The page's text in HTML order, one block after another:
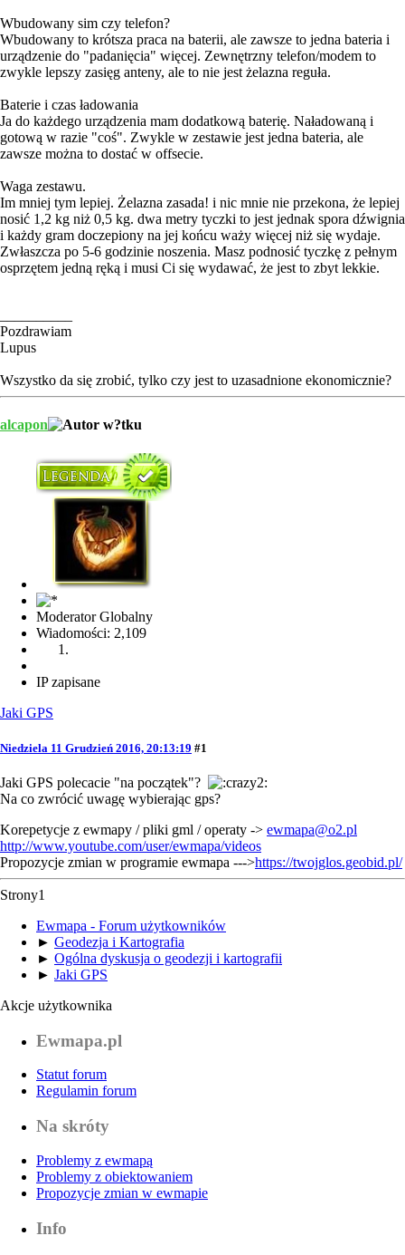
Wbudowany sim czy telefon?
Wbudowany to krótsza praca na baterii, ale zawsze to jedna bateria i
urządzenie do "padanięcia" więcej. Zewnętrzny telefon/modem to
zwykle lepszy zasięg anteny, ale to nie jest żelazna reguła.
Baterie i czas ładowania
Ja do każdego urządzenia mam dodatkową baterię. Naładowaną i
gotową w razie "coś". Zwykle w zestawie jest jedna bateria, ale
zawsze można to dostać w offsecie.
Waga zestawu.
Im mniej tym lepiej. Żelazna zasada! i nic mnie nie przekona, że lepiej
nosić 1,2 kg niż 0,5 kg. dwa metry tyczki to jest jednak spora dźwignia
i każdy gram doczepiony na jej końcu waży więcej niż się wydaje.
Zwłaszcza po 5-6 godzinie noszenia. Masz podnosić tyczkę z pełnym
osprzętem jedną ręką i musi Ci się wydawać, że jest to zbyt lekkie.
Pozdrawiam
Lupus
Wszystko da się zrobić, tylko czy jest to uzasadnione ekonomicznie?
alcapon
Moderator Globalny
Wiadomości: 2,109
IP zapisane
Jaki GPS
Niedziela 11 Grudzień 2016, 20:13:19 #1
Jaki GPS polecacie "na początek"?
Na co zwrócić uwagę wybierając gps?
Korepetycje z ewmapy / pliki gml / operaty -> ewmapa@o2.pl
http://www.youtube.com/user/ewmapa/videos
Propozycje zmian w programie ewmapa --->https://twojglos.geobid.pl/
Strony1
Ewmapa - Forum użytkowników
► Geodezja i Kartografia
► Ogólna dyskusja o geodezji i kartografii
► Jaki GPS
Akcje użytkownika
Ewmapa.pl
Statut forum
Regulamin forum
Na skróty
Problemy z ewmapą
Problemy z obiektowaniem
Propozycje zmian w ewmapie
Info